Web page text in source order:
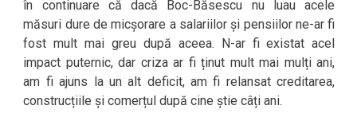
în continuare că dacă Boc-Băsescu nu luau acele
măsuri dure de micșorare a salariilor și pensiilor ne-ar fi
fost mult mai greu după aceea. N-ar fi existat acel
impact puternic, dar criza ar fi ținut mult mai mulți ani,
am fi ajuns la un alt deficit, am fi relansat creditarea,
construcțiile și comerțul după cine știe câți ani.